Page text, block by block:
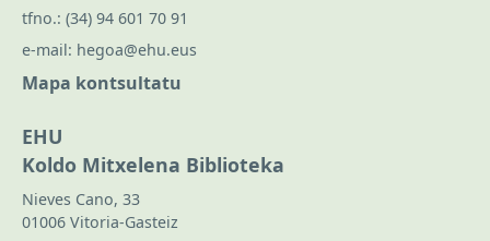
tfno.: (34) 94 601 70 91
e-mail: hegoa@ehu.eus
Mapa kontsultatu
EHU
Koldo Mitxelena Biblioteka
Nieves Cano, 33
01006 Vitoria-Gasteiz